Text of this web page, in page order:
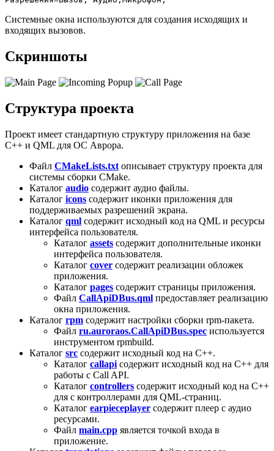
Системные окна используются для создания исходящих и
входящих вызовов.
Скриншоты
Структура проекта
Проект имеет стандартную структуру приложения на базе
C++ и QML для ОС Аврора.
Файл CMakeLists.txt описывает структуру проекта для
системы сборки CMake.
Каталог audio содержит аудио файлы.
Каталог icons содержит иконки приложения для
поддерживаемых разрешений экрана.
Каталог qml содержит исходный код на QML и ресурсы
интерфейса пользователя.
Каталог assets содержит дополнительные иконки
интерфейса пользователя.
Каталог cover содержит реализации обложек
приложения.
Каталог pages содержит страницы приложения.
Файл CallApiDBus.qml предоставляет реализацию
окна приложения.
Каталог rpm содержит настройки сборки rpm-пакета.
Файл ru.auroraos.CallApiDBus.spec используется
инструментом rpmbuild.
Каталог src содержит исходный код на C++.
Каталог callapi содержит исходный код на C++ для
работы с Call API.
Каталог controllers содержит исходный код на C++
для с контроллерами для QML-страниц.
Каталог earpieceplayer содержит плеер с аудио
ресурсами.
Файл main.cpp является точкой входа в
приложение.